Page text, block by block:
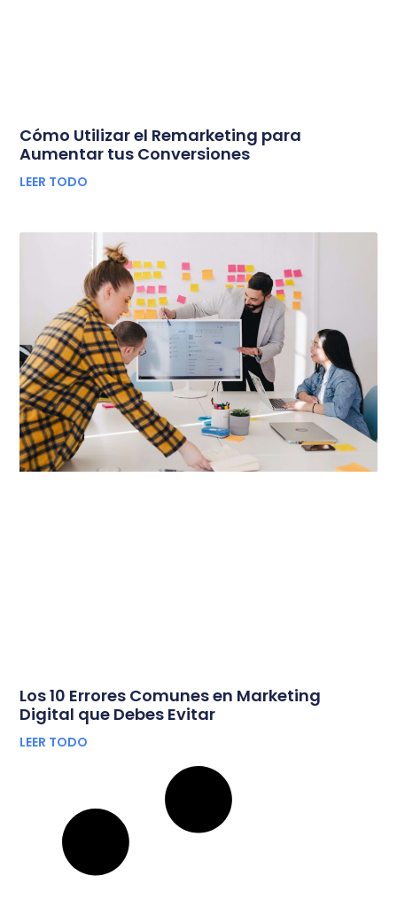
Cómo Utilizar el Remarketing para
Aumentar tus Conversiones
LEER TODO
Los 10 Errores Comunes en Marketing
Digital que Debes Evitar
LEER TODO